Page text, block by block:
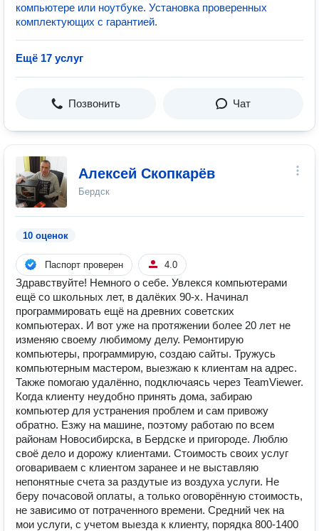
компьютере или ноутбуке. Установка проверенных
комплектующих с гарантией.
Ещё 17 услуг
Позвонить Чат
Алексей Скопкарёв
Бердск
10 оценок
Паспорт проверен 4.0
Здравствуйте! Немного о себе. Увлекся компьютерами
ещё со школьных лет, в далёких 90-х. Начинал
программировать ещё на древних советских
компьютерах. И вот уже на протяжении более 20 лет не
изменяю своему любимому делу. Ремонтирую
компьютеры, программирую, создаю сайты. Тружусь
компьютерным мастером, выезжаю к клиентам на адрес.
Также помогаю удалённо, подключаясь через TeamViewer.
Когда клиенту неудобно принять дома, забираю
компьютер для устранения проблем и сам привожу
обратно. Езжу на машине, поэтому работаю по всем
районам Новосибирска, в Бердске и пригороде. Люблю
своё дело и дорожу клиентами. Стоимость своих услуг
оговариваем с клиентом заранее и не выставляю
непонятные счета за раздутые из воздуха услуги. Не
беру почасовой оплаты, а только оговорённую стоимость,
не зависимо от потраченного времени. Средний чек на
мои услуги, с учетом выезда к клиенту, порядка 800-1400